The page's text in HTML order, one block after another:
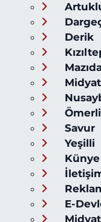
Derik
Midyat
Ömerli
Savur
Yeşilli
Künye
E-